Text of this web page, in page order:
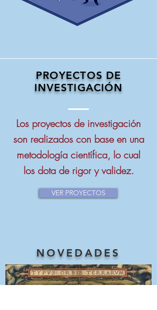
PROYECTOS DE
INVESTIGACIÓN
Los proyectos de investigación
son realizados con base en una
metodología científica, lo cual
los dota de rigor y validez.
VER PROYECTOS
NOVEDADES